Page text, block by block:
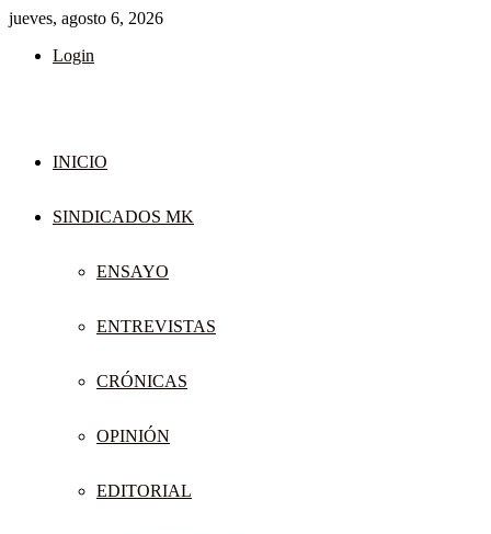
jueves, agosto 6, 2026
Login
INICIO
SINDICADOS MK
ENSAYO
ENTREVISTAS
CRÓNICAS
OPINIÓN
EDITORIAL